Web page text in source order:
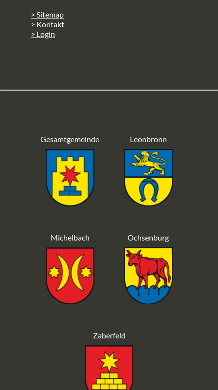
> Sitemap
> Kontakt
> Login
Gesamtgemeinde Leonbronn
Michelbach Ochsenburg
Zaberfeld